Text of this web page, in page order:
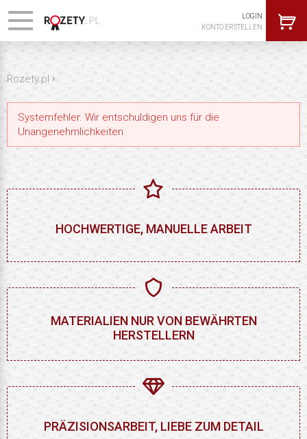
LOGIN
KONTO ERSTELLEN
Rozety.pl ›
Systemfehler. Wir entschuldigen uns für die
Unangenehmlichkeiten
HOCHWERTIGE, MANUELLE ARBEIT
MATERIALIEN NUR VON BEWÄHRTEN
HERSTELLERN
PRÄZISIONSARBEIT, LIEBE ZUM DETAIL